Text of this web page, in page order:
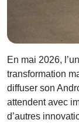
En mai 2026,
transformation
diffuser son
attendent avec
d’autres